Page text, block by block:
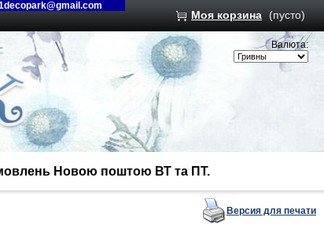
Моя корзина (пусто)
Валюта:
Новою поштою ВТ та ПТ.
Версия для печати